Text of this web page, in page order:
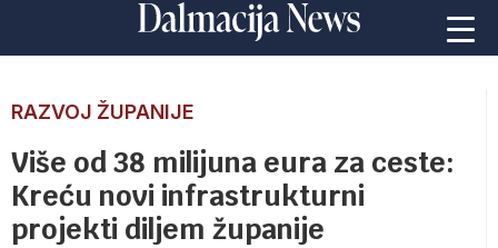
RAZVOJ ŽUPANIJE
Više od 38 milijuna eura za ceste:
Kreću novi infrastrukturni
projekti diljem županije